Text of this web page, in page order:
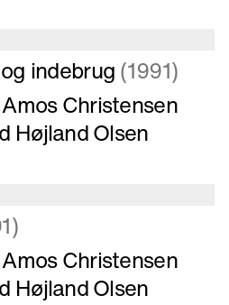
indebrug(1991)
Christensen
Højland Olsen
Christensen
Højland Olsen